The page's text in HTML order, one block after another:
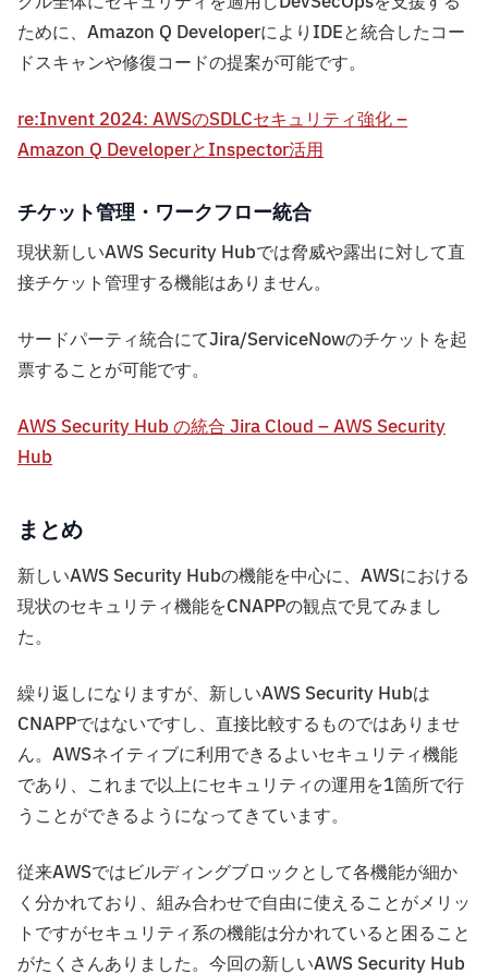
ために、Amazon Q DeveloperによりIDEと統合したコー
ドスキャンや修復コードの提案が可能です。
re:Invent 2024: AWSのSDLCセキュリティ強化 –
Amazon Q DeveloperとInspector活用
チケット管理・ワークフロー統合
現状新しいAWS Security Hubでは脅威や露出に対して直
接チケット管理する機能はありません。
サードパーティ統合にてJira/ServiceNowのチケットを起
票することが可能です。
AWS Security Hub の統合 Jira Cloud – AWS Security
Hub
まとめ
新しいAWS Security Hubの機能を中心に、AWSにおける
現状のセキュリティ機能をCNAPPの観点で見てみまし
た。
繰り返しになりますが、新しいAWS Security Hubは
CNAPPではないですし、直接比較するものではありませ
ん。AWSネイティブに利用できるよいセキュリティ機能
であり、これまで以上にセキュリティの運用を1箇所で行
うことができるようになってきています。
従来AWSではビルディングブロックとして各機能が細か
く分かれており、組み合わせで自由に使えることがメリッ
トですがセキュリティ系の機能は分かれていると困ること
がたくさんありました。今回の新しいAWS Security Hub